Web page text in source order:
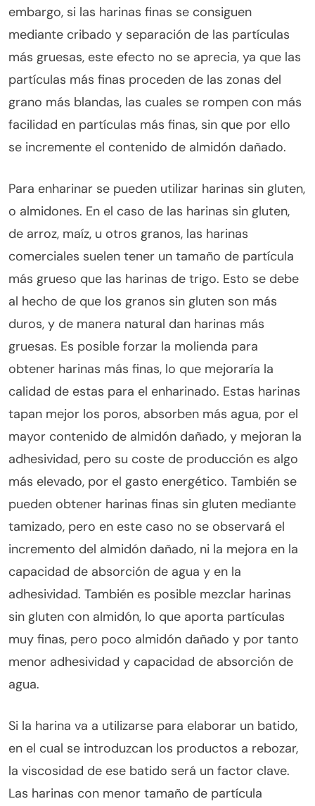
embargo, si las harinas finas se consiguen
mediante cribado y separación de las partículas
más gruesas, este efecto no se aprecia, ya que las
partículas más finas proceden de las zonas del
grano más blandas, las cuales se rompen con más
facilidad en partículas más finas, sin que por ello
se incremente el contenido de almidón dañado.
Para enharinar se pueden utilizar harinas sin gluten,
o almidones. En el caso de las harinas sin gluten,
de arroz, maíz, u otros granos, las harinas
comerciales suelen tener un tamaño de partícula
más grueso que las harinas de trigo. Esto se debe
al hecho de que los granos sin gluten son más
duros, y de manera natural dan harinas más
gruesas. Es posible forzar la molienda para
obtener harinas más finas, lo que mejoraría la
calidad de estas para el enharinado. Estas harinas
tapan mejor los poros, absorben más agua, por el
mayor contenido de almidón dañado, y mejoran la
adhesividad, pero su coste de producción es algo
más elevado, por el gasto energético. También se
pueden obtener harinas finas sin gluten mediante
tamizado, pero en este caso no se observará el
incremento del almidón dañado, ni la mejora en la
capacidad de absorción de agua y en la
adhesividad. También es posible mezclar harinas
sin gluten con almidón, lo que aporta partículas
muy finas, pero poco almidón dañado y por tanto
menor adhesividad y capacidad de absorción de
agua.
Si la harina va a utilizarse para elaborar un batido,
en el cual se introduzcan los productos a rebozar,
la viscosidad de ese batido será un factor clave.
Las harinas con menor tamaño de partícula